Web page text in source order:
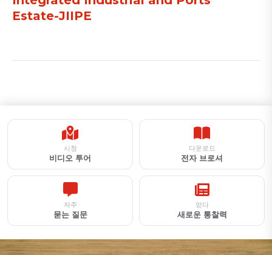
Estate-JIIPE
시청
비디오 투어
다운로드
전자 브로셔
자주
묻는 질문
얻다
새로운 통찰력